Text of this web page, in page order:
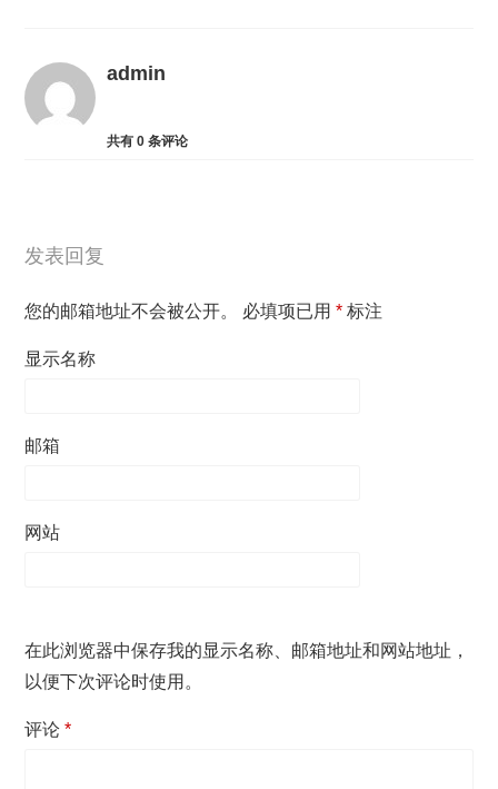
admin
共有0 条评论
发表回复
您的邮箱地址不会被公开。 必填项已用* 标注
显示名称
邮箱
网站
在此浏览器中保存我的显示名称、邮箱地址和网站地址，
以便下次评论时使用。
评论*